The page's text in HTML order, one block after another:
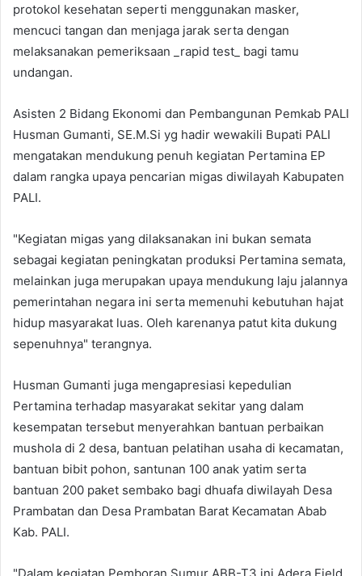
protokol kesehatan seperti menggunakan masker,
mencuci tangan dan menjaga jarak serta dengan
melaksanakan pemeriksaan _rapid test_ bagi tamu
undangan.
Asisten 2 Bidang Ekonomi dan Pembangunan Pemkab PALI
Husman Gumanti, SE.M.Si yg hadir wewakili Bupati PALI
mengatakan mendukung penuh kegiatan Pertamina EP
dalam rangka upaya pencarian migas diwilayah Kabupaten
PALI.
"Kegiatan migas yang dilaksanakan ini bukan semata
sebagai kegiatan peningkatan produksi Pertamina semata,
melainkan juga merupakan upaya mendukung laju jalannya
pemerintahan negara ini serta memenuhi kebutuhan hajat
hidup masyarakat luas. Oleh karenanya patut kita dukung
sepenuhnya" terangnya.
Husman Gumanti juga mengapresiasi kepedulian
Pertamina terhadap masyarakat sekitar yang dalam
kesempatan tersebut menyerahkan bantuan perbaikan
mushola di 2 desa, bantuan pelatihan usaha di kecamatan,
bantuan bibit pohon, santunan 100 anak yatim serta
bantuan 200 paket sembako bagi dhuafa diwilayah Desa
Prambatan dan Desa Prambatan Barat Kecamatan Abab
Kab. PALI.